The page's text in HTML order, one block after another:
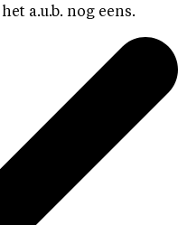
a.u.b. nog eens.